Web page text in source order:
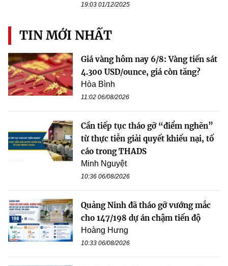
19:03 01/12/2025
TIN MỚI NHẤT
Giá vàng hôm nay 6/8: Vàng tiến sát
4.300 USD/ounce, giá còn tăng?
Hòa Bình
11:02 06/08/2026
Cần tiếp tục tháo gỡ “điểm nghẽn”
từ thực tiễn giải quyết khiếu nại, tố
cáo trong THADS
Minh Nguyệt
10:36 06/08/2026
Quảng Ninh đã tháo gỡ vướng mắc
cho 147/198 dự án chậm tiến độ
Hoàng Hưng
10:33 06/08/2026